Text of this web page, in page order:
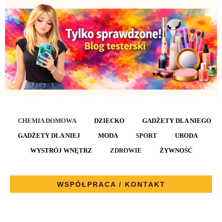
CHEMIA DOMOWA DZIECKO
GADŻETY DLA NIEGO
GADŻETY DLA NIEJ
MODA SPORT
URODA
WYSTRÓJ WNĘTRZ
ZDROWIE ŻYWNOŚĆ
WSPÓŁPRACA / KONTAKT